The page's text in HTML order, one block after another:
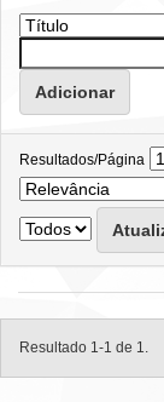
Resultados/Página
Resultado 1-1 de 1.